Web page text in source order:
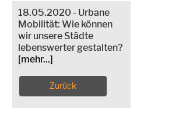
18.05.2020 - Urbane
Mobilität: Wie können
wir unsere Städte
lebenswerter gestalten?
[mehr...]
Zurück